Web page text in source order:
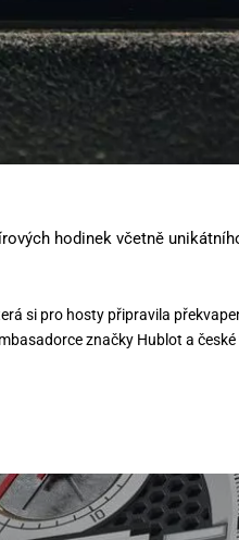
hodinek včetně
si pro hosty připravila
značky Hublot a